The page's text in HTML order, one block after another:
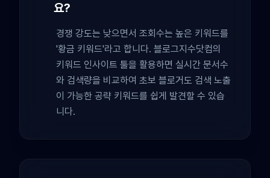
요?
경쟁 강도는 낮으면서 조회수는 높은 키워드를
'황금 키워드'라고 합니다. 블로그지수닷컴의
키워드 인사이트 툴을 활용하면 실시간 문서수
와 검색량을 비교하여 초보 블로거도 검색 노출
이 가능한 공략 키워드를 쉽게 발견할 수 있습
니다.